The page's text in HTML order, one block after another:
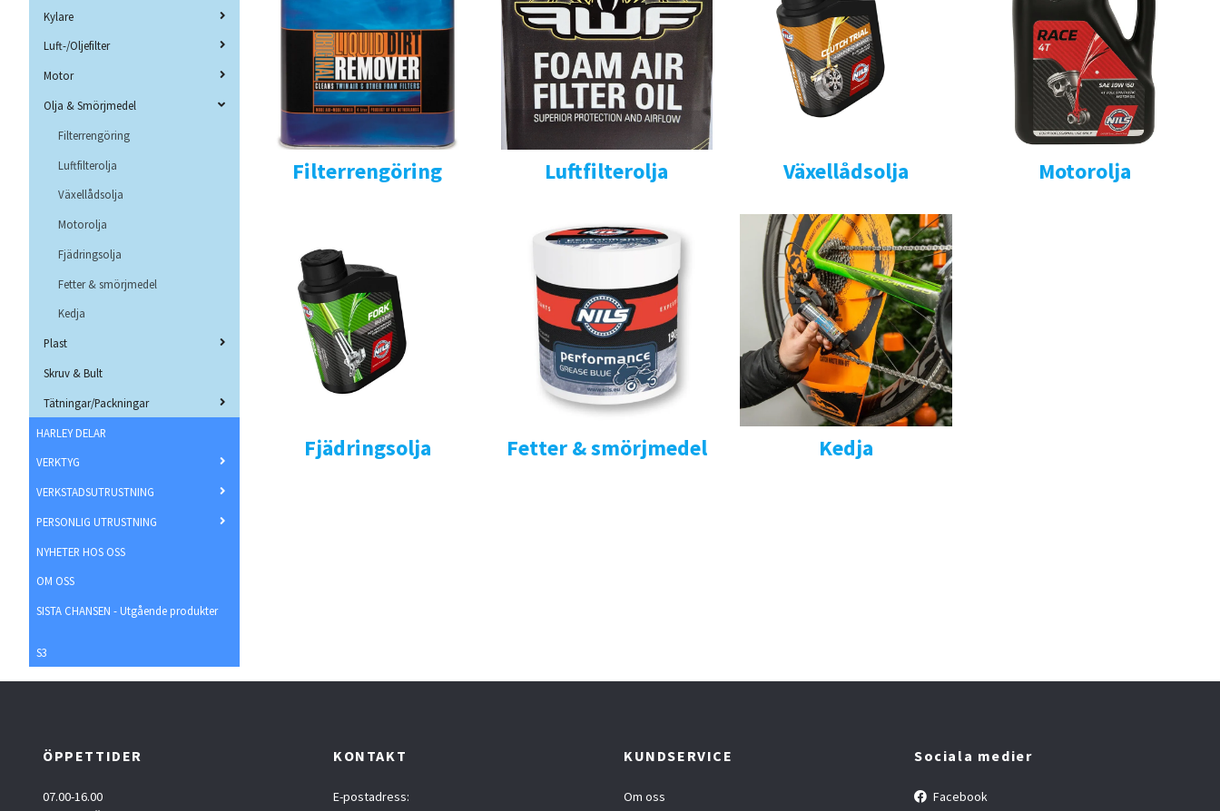
Kylare
Luft-/Oljefilter
Motor
Olja & Smörjmedel
Filterrengöring
Luftfilterolja
Växellådsolja
Motorolja
Fjädringsolja
Fetter & smörjmedel
Kedja
Plast
Skruv & Bult
Tätningar/Packningar
HARLEY DELAR
VERKTYG
VERKSTADSUTRUSTNING
PERSONLIG UTRUSTNING
NYHETER HOS OSS
OM OSS
SISTA CHANSEN - Utgående produkter
S3
Filterrengöring Luftfilterolja Växellådsolja Motorolja
Fjädringsolja Fetter & smörjmedel Kedja
ÖPPETTIDER
07.00-16.00
KONTAKT
E-postadress:
KUNDSERVICE
Om oss
Sociala medier
Facebook